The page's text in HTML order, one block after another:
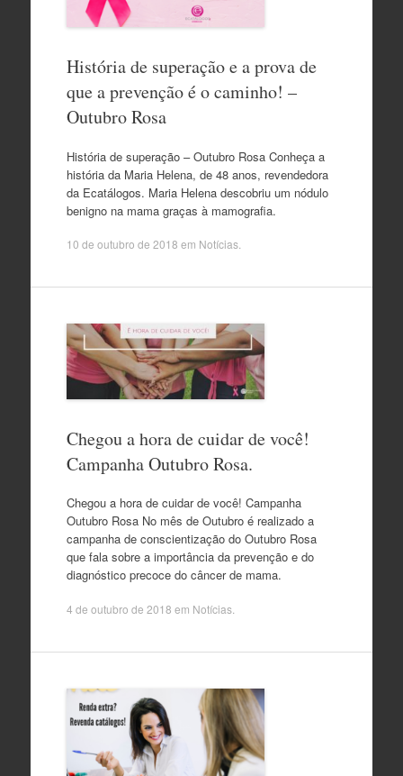
História de superação e a prova de
que a prevenção é o caminho! –
Outubro Rosa
História de superação – Outubro Rosa Conheça a
história da Maria Helena, de 48 anos, revendedora
da Ecatálogos. Maria Helena descobriu um nódulo
benigno na mama graças à mamografia.
10 de outubro de 2018 em Notícias.
Chegou a hora de cuidar de você!
Campanha Outubro Rosa.
Chegou a hora de cuidar de você! Campanha
Outubro Rosa No mês de Outubro é realizado a
campanha de conscientização do Outubro Rosa
que fala sobre a importância da prevenção e do
diagnóstico precoce do câncer de mama.
4 de outubro de 2018 em Notícias.